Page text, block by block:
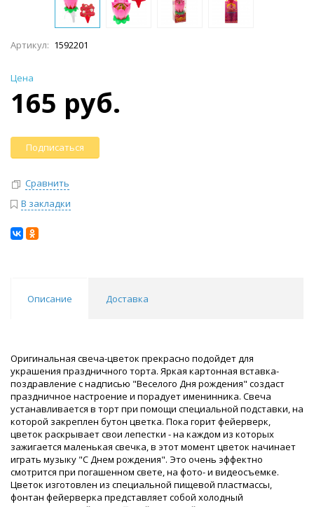
Артикул: 1592201
Цена
165 руб.
Подписаться
Сравнить
В закладки
Описание Доставка
Оригинальная свеча-цветок прекрасно подойдет для
украшения праздничного торта. Яркая картонная вставка-
поздравление с надписью "Веселого Дня рождения" создаст
праздничное настроение и порадует именинника. Свеча
устанавливается в торт при помощи специальной подставки, на
которой закреплен бутон цветка. Пока горит фейерверк,
цветок раскрывает свои лепестки - на каждом из которых
зажигается маленькая свечка, в этот момент цветок начинает
играть музыку "С Днем рождения". Это очень эффектно
смотрится при погашенном свете, на фото- и видеосъемке.
Цветок изготовлен из специальной пищевой пластмассы,
фонтан фейерверка представляет собой холодный